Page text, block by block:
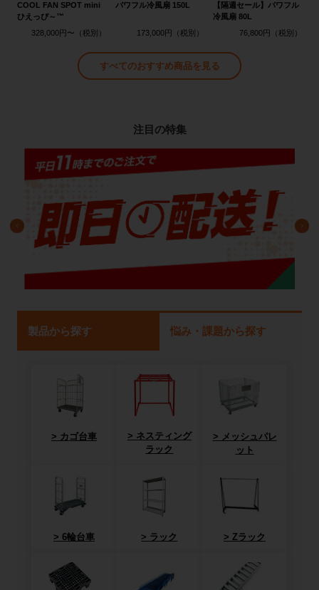
COOL FAN SPOT mini
ひえっぴ～™
328,000円〜
パワフル冷風扇 150L
173,000円
【隔週セール】パワフル
冷風扇 80L
76,800円
すべてのおすすめ商品を見る
注目の特集
製品から探す 悩み・課題から探す
カゴ台車
ネスティング
ラック
メッシュパレ
ット
6輪台車 ラック Zラック